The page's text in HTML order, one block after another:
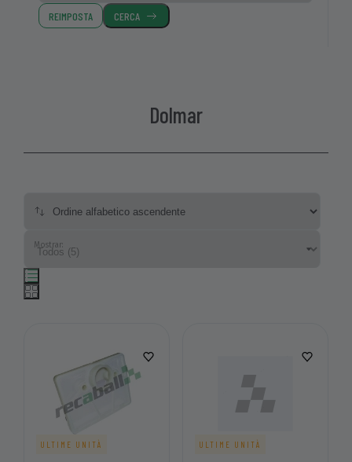
REIMPOSTA CERCA
Dolmar
Mostrar:
ULTIME UNITÀ ULTIME UNITÀ